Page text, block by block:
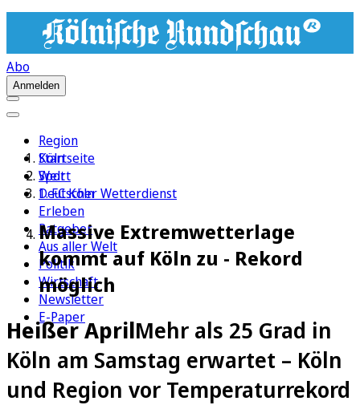
Abo
Anmelden
Region
Köln
Sport
1. FC Köln
Erleben
Ratgeber
Aus aller Welt
Politik
Wirtschaft
Newsletter
E-Paper
Startseite
Welt
Deutscher Wetterdienst
Massive Extremwetterlage
kommt auf Köln zu - Rekord
möglich
Heißer AprilMehr als 25 Grad in
Köln am Samstag erwartet – Köln
und Region vor Temperaturrekord